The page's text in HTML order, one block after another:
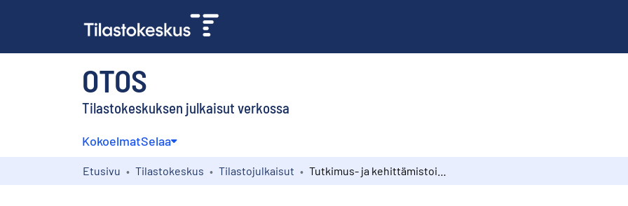
OTOS
Tilastokeskuksen julkaisut verkossa
KokoelmatSelaa
Etusivu Tilastokeskus Tilastojulkaisut